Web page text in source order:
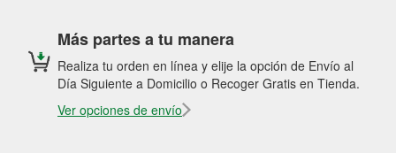
Más partes a tu manera
Realiza tu orden en línea y elije la opción de Envío al
Día Siguiente a Domicilio o Recoger Gratis en Tienda.
Ver opciones de envío